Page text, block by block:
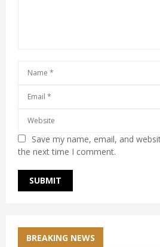
Save my name, email, and
the next time I comment.
BREAKING NEWS